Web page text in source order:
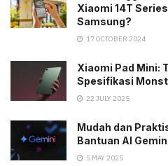
Xiaomi 14T
Samsung?
17 OCTOBER 2024
Xiaomi Pad Mini:
Spesifikasi
22 JULY 2025
Mudah dan
Bantuan AI
5 MAY 2025